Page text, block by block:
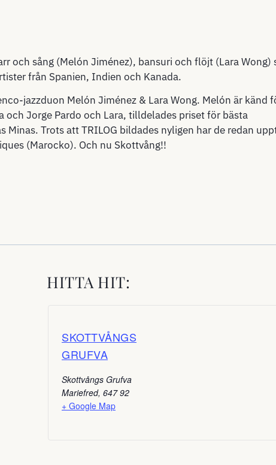
och sång (Melón Jiménez), bansuri och flöjt (Lara Wong)
från Spanien, Indien och Kanada.
jazzduon Melón Jiménez & Lara Wong. Melón är känd
och Jorge Pardo och Lara, tilldelades priset för bästa
Trots att TRILOG bildades nyligen har de redan
(Marocko). Och nu Skottvång!!
HITTA HIT:
SKOTTVÅNGS
GRUFVA
Skottvångs Grufva
Mariefred, 647 92
+ Google Map